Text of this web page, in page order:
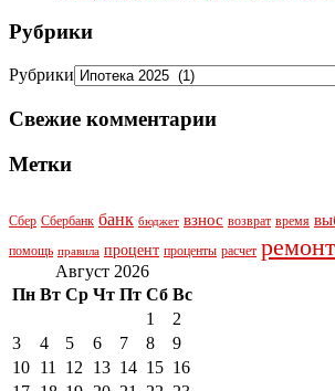
Рубрики
Рубрики
Свежие комментарии
Метки
Сбер Сбербанк банк бюджет взнос возврат время
помощь правила процент проценты расчет ремонт
Август 2026
Пн Вт Ср Чт Пт Сб Вс
1
2
3
4 5 6 7 8
9
10 11 12 13 14 15 16